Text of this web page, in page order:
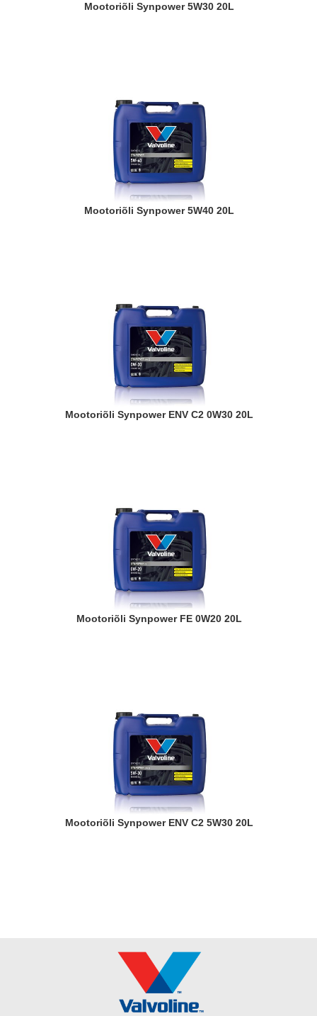
Mootoriõli Synpower 5W30 20L
Mootoriõli Synpower 5W40 20L
Mootoriõli Synpower ENV C2 0W30 20L
Mootoriõli Synpower FE 0W20 20L
Mootoriõli Synpower ENV C2 5W30 20L